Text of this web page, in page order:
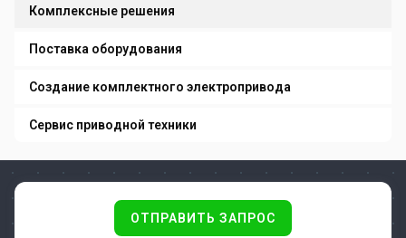
Комплексные решения
Поставка оборудования
Создание комплектного электропривода
Сервис приводной техники
ОТПРАВИТЬ ЗАПРОС